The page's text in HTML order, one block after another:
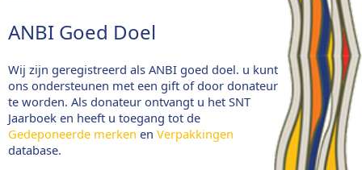
ANBI Goed Doel
Wij zijn geregistreerd als ANBI goed doel. u kunt
ons ondersteunen met een gift of door donateur
te worden. Als donateur ontvangt u het SNT
Jaarboek en heeft u toegang tot de
Gedeponeerde merken en Verpakkingen
database.